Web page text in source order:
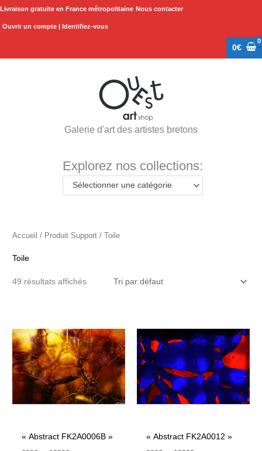
Aller
Livraison gratuite en France métropolitaine Nous contacter
Ouvrir un compte | Identifiez-vous
0€
Galerie d'art des artistes bretons
Explorez nos collections:
Sélectionner une catégorie
Accueil / Produit Support / Toile
Toile
49 résultats affichés
« Abstract FK2A0006B »
prix :
600€
à
1000€
« Abstract FK2A0012 »
prix :
600€
à
1000€